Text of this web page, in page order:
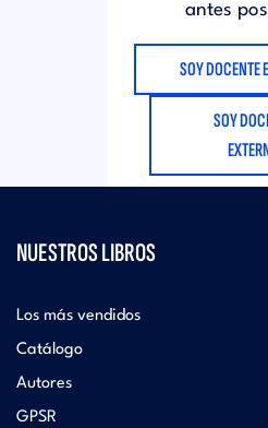
antes
SOY DOCENTE
SOY
NUESTROS LIBROS
Los más vendidos
Catálogo
Autores
GPSR